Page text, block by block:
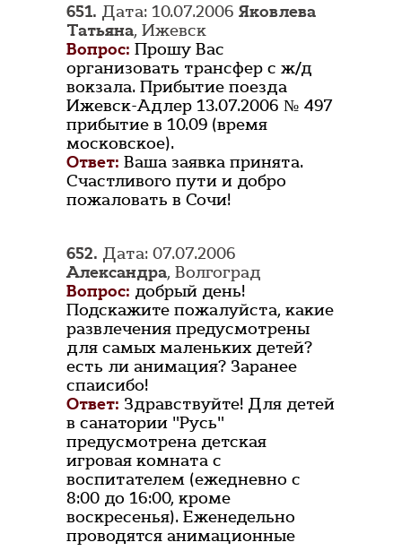
651. Дата: 10.07.2006 Яковлева
Татьяна, Ижевск
Вопрос: Прошу Вас
организовать трансфер с ж/д
вокзала. Прибытие поезда
Ижевск-Адлер 13.07.2006 № 497
прибытие в 10.09 (время
московское).
Ответ: Ваша заявка принята.
Счастливого пути и добро
пожаловать в Сочи!
652. Дата: 07.07.2006
Александра, Волгоград
Вопрос: добрый день!
Подскажите пожалуйста, какие
развлечения предусмотрены
для самых маленьких детей?
есть ли анимация? Заранее
спаисибо!
Ответ: Здравствуйте! Для детей
в санатории "Русь"
предусмотрена детская
игровая комната с
воспитателем (ежедневно с
8:00 до 16:00, кроме
воскресенья). Еженедельно
проводятся анимационные